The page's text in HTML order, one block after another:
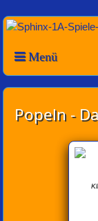
Menü
Popeln -